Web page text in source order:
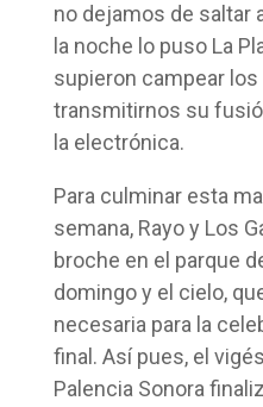
no dejamos de saltar
la noche lo puso La
supieron campear
transmitirnos su
la electrónica.
Para culminar esta
semana, Rayo y Los
broche en el parque
domingo y el cielo,
necesaria para la
final. Así pues, el
Palencia Sonora